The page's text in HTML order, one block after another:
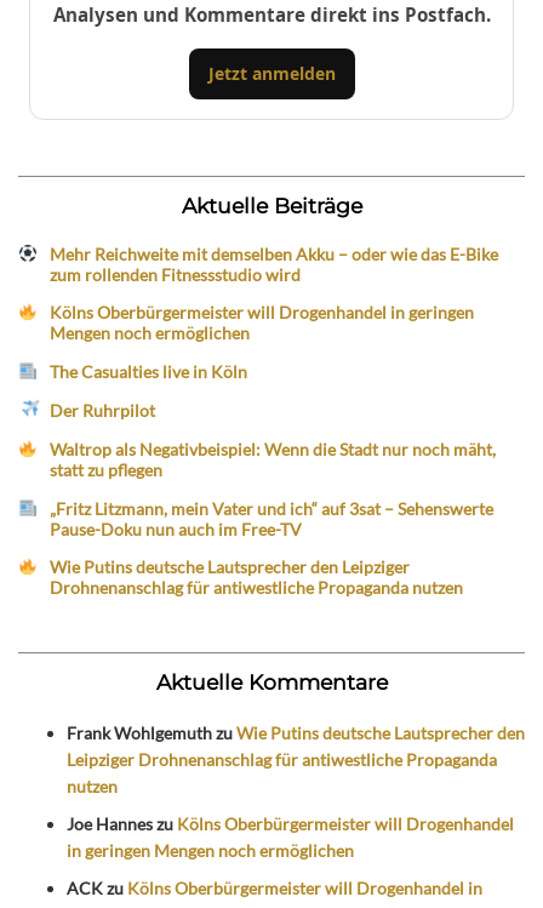
Analysen und Kommentare direkt ins Postfach.
Jetzt anmelden
Aktuelle Beiträge
Mehr Reichweite mit demselben Akku – oder wie das E-Bike
zum rollenden Fitnessstudio wird
Kölns Oberbürgermeister will Drogenhandel in geringen
Mengen noch ermöglichen
The Casualties live in Köln
Der Ruhrpilot
Waltrop als Negativbeispiel: Wenn die Stadt nur noch mäht,
statt zu pflegen
„Fritz Litzmann, mein Vater und ich“ auf 3sat – Sehenswerte
Pause-Doku nun auch im Free-TV
Wie Putins deutsche Lautsprecher den Leipziger
Drohnenanschlag für antiwestliche Propaganda nutzen
Aktuelle Kommentare
Frank WohlgemuthzuWie Putins deutsche Lautsprecher den
Leipziger Drohnenanschlag für antiwestliche Propaganda
nutzen
Joe Hanneszu Kölns Oberbürgermeister will Drogenhandel
in geringen Mengen noch ermöglichen
ACKzu Kölns Oberbürgermeister will Drogenhandel in